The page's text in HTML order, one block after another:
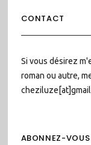
CONTACT
Si vous désirez
roman ou autre,
ABONNEZ-